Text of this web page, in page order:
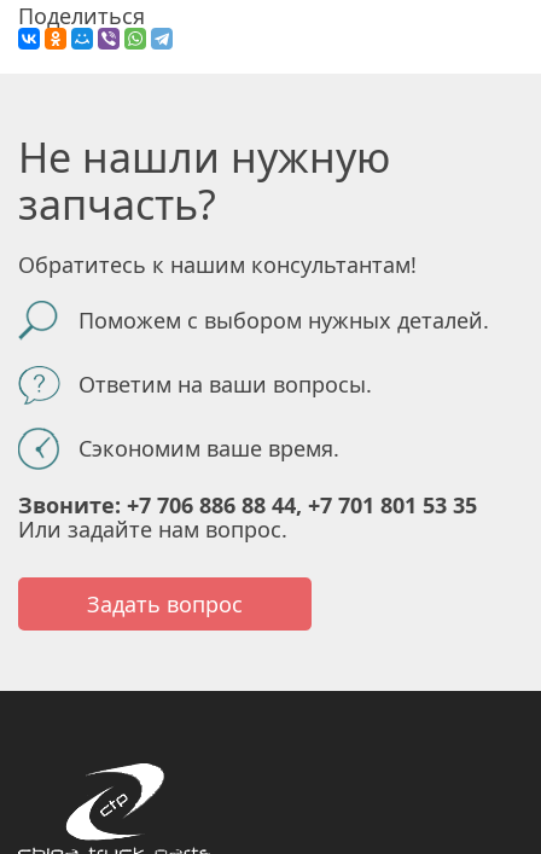
Поделиться
Не нашли нужную
запчасть?
Обратитесь к нашим консультантам!
Поможем с выбором нужных деталей.
Ответим на ваши вопросы.
Сэкономим ваше время.
Звоните: +7 706 886 88 44, +7 701 801 53 35
Или задайте нам вопрос.
Задать вопрос